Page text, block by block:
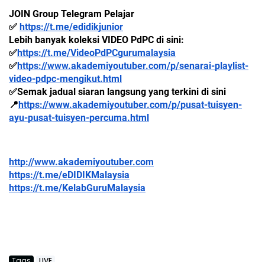
JOIN Group Telegram Pelajar
✅ https://t.me/edidikjunior
Lebih banyak koleksi VIDEO PdPC di sini:
✅https://t.me/VideoPdPCgurumalaysia
✅https://www.akademiyoutuber.com/p/senarai-playlist-
video-pdpc-mengikut.html
✅Semak jadual siaran langsung yang terkini di sini
📍https://www.akademiyoutuber.com/p/pusat-tuisyen-
ayu-pusat-tuisyen-percuma.html
http://www.akademiyoutuber.com
https://t.me/eDIDIKMalaysia
https://t.me/KelabGuruMalaysia